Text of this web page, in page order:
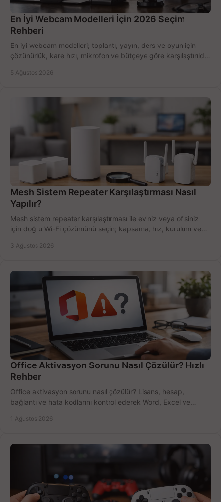
En İyi Webcam Modelleri İçin 2026 Seçim
Rehberi
En iyi webcam modelleri; toplantı, yayın, ders ve oyun için
çözünürlük, kare hızı, mikrofon ve bütçeye göre karşılaştırıldı.
5 Ağustos 2026
Mesh Sistem Repeater Karşılaştırması Nasıl
Yapılır?
Mesh sistem repeater karşılaştırması ile eviniz veya ofisiniz
için doğru Wi-Fi çözümünü seçin; kapsama, hız, kurulum ve
3 Ağustos 2026
Office Aktivasyon Sorunu Nasıl Çözülür? Hızlı
Rehber
Office aktivasyon sorunu nasıl çözülür? Lisans, hesap,
bağlantı ve hata kodlarını kontrol ederek Word, Excel ve
1 Ağustos 2026